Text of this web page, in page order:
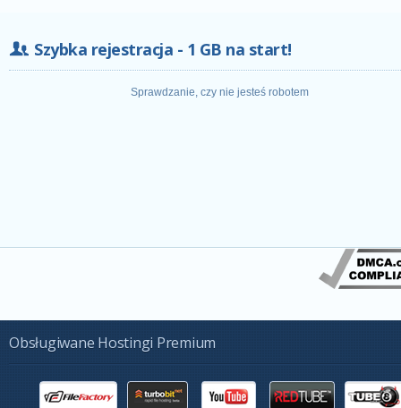
Szybka rejestracja - 1 GB na start!
Sprawdzanie, czy nie jesteś robotem
Obsługiwane Hostingi Premium